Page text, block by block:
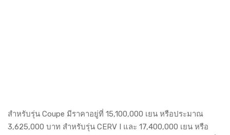
สำหรับรุ่น Coupe มีราคาอยู่ที่ 15,100,000 เยน หรือประมาณ
3,625,000 บาท สำหรับรุ่น CERV I และ 17,400,000 เยน หรือ